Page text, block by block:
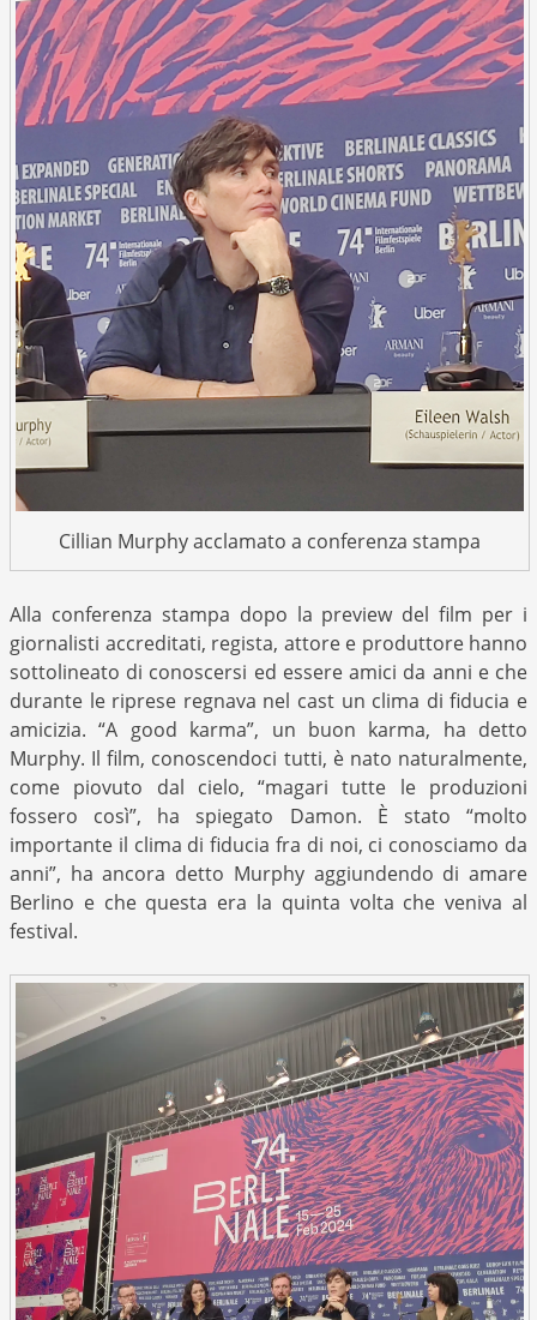
Cillian Murphy acclamato a conferenza stampa
Alla conferenza stampa dopo la preview del film per i
giornalisti accreditati, regista, attore e produttore hanno
sottolineato di conoscersi ed essere amici da anni e che
durante le riprese regnava nel cast un clima di fiducia e
amicizia. “A good karma”, un buon karma, ha detto
Murphy. Il film, conoscendoci tutti, è nato naturalmente,
come piovuto dal cielo, “magari tutte le produzioni
fossero così”, ha spiegato Damon. È stato “molto
importante il clima di fiducia fra di noi, ci conosciamo da
anni”, ha ancora detto Murphy aggiundendo di amare
Berlino e che questa era la quinta volta che veniva al
festival.